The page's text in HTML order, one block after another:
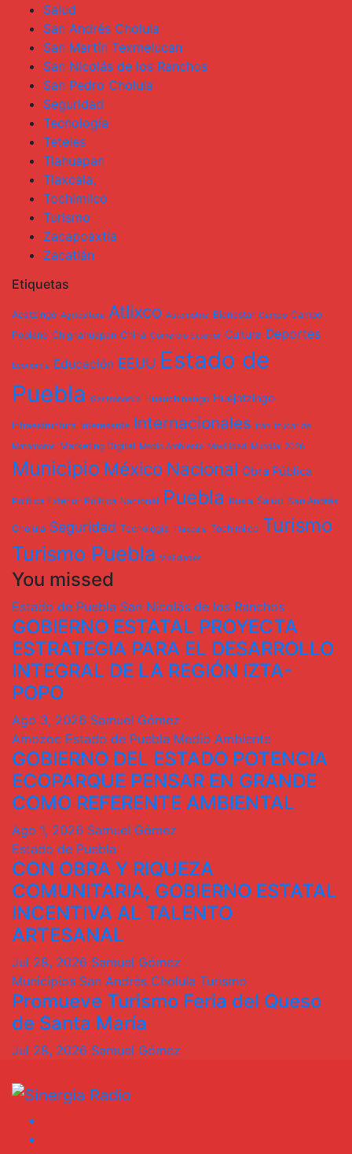
Salud
San Andrés Cholula
San Martín Texmelucan
San Nicolás de los Ranchos
San Pedro Cholula
Seguridad
Tecnología
Teteles
Tlahuapan
Tlaxcala,
Tochimilco
Turismo
Zacapoaxtla
Zacatlán
Etiquetas
Acatzingo Agricultura Atlixco Automotriz Bienestar Campo Campo
Poblano Chignahuapan China Comercio Exterior Cultura Deportes
Economía Educación EEUU Estado de
Puebla Gastronomía Huauchinango Huejotzingo
Infraestructura Interesante Internacionales Irán Izúcar de
Matamoros Marketing Digital Medio Ambiente Movilidad Mundial 2026
Municipio México Nacional Obra Pública
Política Exterior Política Nacional Puebla Rusia Salud San Andrés
Cholula Seguridad Tecnología Tlaxcala Tochimilco Turismo
Turismo Puebla Vialidades
You missed
Estado de Puebla San Nicolás de los Ranchos
GOBIERNO ESTATAL PROYECTA
ESTRATEGIA PARA EL DESARROLLO
INTEGRAL DE LA REGIÓN IZTA-
POPO
Ago 3, 2026 Samuel Gómez
Amozoc Estado de Puebla Medio Ambiente
GOBIERNO DEL ESTADO POTENCIA
ECOPARQUE PENSAR EN GRANDE
COMO REFERENTE AMBIENTAL
Ago 1, 2026 Samuel Gómez
Estado de Puebla
CON OBRA Y RIQUEZA
COMUNITARIA, GOBIERNO ESTATAL
INCENTIVA AL TALENTO
ARTESANAL
Jul 28, 2026 Samuel Gómez
Municipios San Andrés Cholula Turismo
Promueve Turismo Feria del Queso
de Santa María
Jul 28, 2026 Samuel Gómez